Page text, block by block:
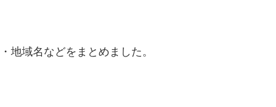
地域名などをまとめました。